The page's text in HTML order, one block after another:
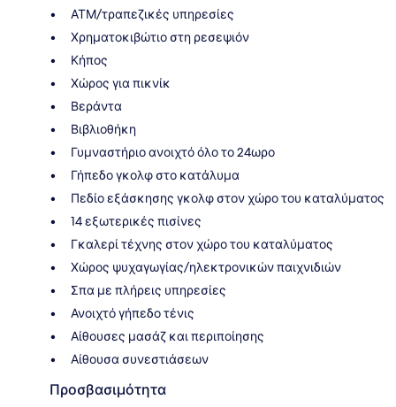
ΑΤΜ/τραπεζικές υπηρεσίες
Χρηματοκιβώτιο στη ρεσεψιόν
Κήπος
Χώρος για πικνίκ
Βεράντα
Βιβλιοθήκη
Γυμναστήριο ανοιχτό όλο το 24ωρο
Γήπεδο γκολφ στο κατάλυμα
Πεδίο εξάσκησης γκολφ στον χώρο του καταλύματος
14 εξωτερικές πισίνες
Γκαλερί τέχνης στον χώρο του καταλύματος
Χώρος ψυχαγωγίας/ηλεκτρονικών παιχνιδιών
Σπα με πλήρεις υπηρεσίες
Ανοιχτό γήπεδο τένις
Αίθουσες μασάζ και περιποίησης
Αίθουσα συνεστιάσεων
Προσβασιμότητα